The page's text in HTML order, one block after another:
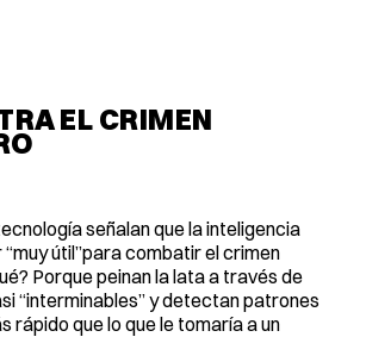
EL CRIMEN
señalan que la inteligencia
útil”para combatir el crimen
Porque peinan la lata a través de
“interminables” y detectan patrones
rápido que lo que le tomaría a un